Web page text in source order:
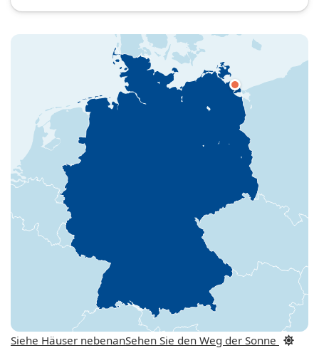
Siehe Häuser nebenanSehen Sie den Weg der Sonne